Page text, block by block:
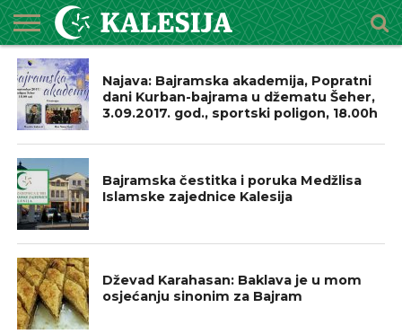
POČETNA
O
MEDŽLISU
DŽEMATI
IMAMI
MEKTEBSKI
CENTAR
VIJESTI
HUTBE
NAJAVE
KALENDAR
KONTAKT
Najava: Bajramska akademija, Popratni
dani Kurban-bajrama u džematu Šeher,
3.09.2017. god., sportski poligon, 18.00h
Bajramska čestitka i poruka Medžlisa
Islamske zajednice Kalesija
Dževad Karahasan: Baklava je u mom
osjećanju sinonim za Bajram